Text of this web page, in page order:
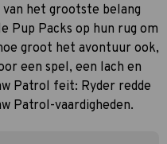
het grootste belang
Pup Packs op hun rug om
groot het avontuur ook,
een spel, een lach en
Patrol feit: Ryder redde
Patrol-vaardigheden.